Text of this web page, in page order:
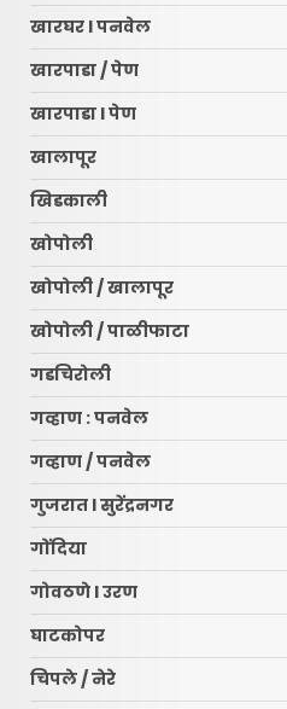
खारघर l पनवेल
खारपाडा / पेण
खारपाडा l पेण
खालापूर
खिडकाली
खोपोली
खोपोली / खालापूर
खोपोली / पाळीफाटा
गडचिरोली
गव्हाण : पनवेल
गव्हाण / पनवेल
गुजरात l सुरेंद्रनगर
गोंदिया
गोवठणे l उरण
घाटकोपर
चिपले / नेरे